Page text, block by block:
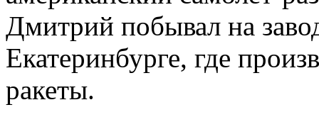
Дмитрий побывал на
Екатеринбурге, где
ракеты.